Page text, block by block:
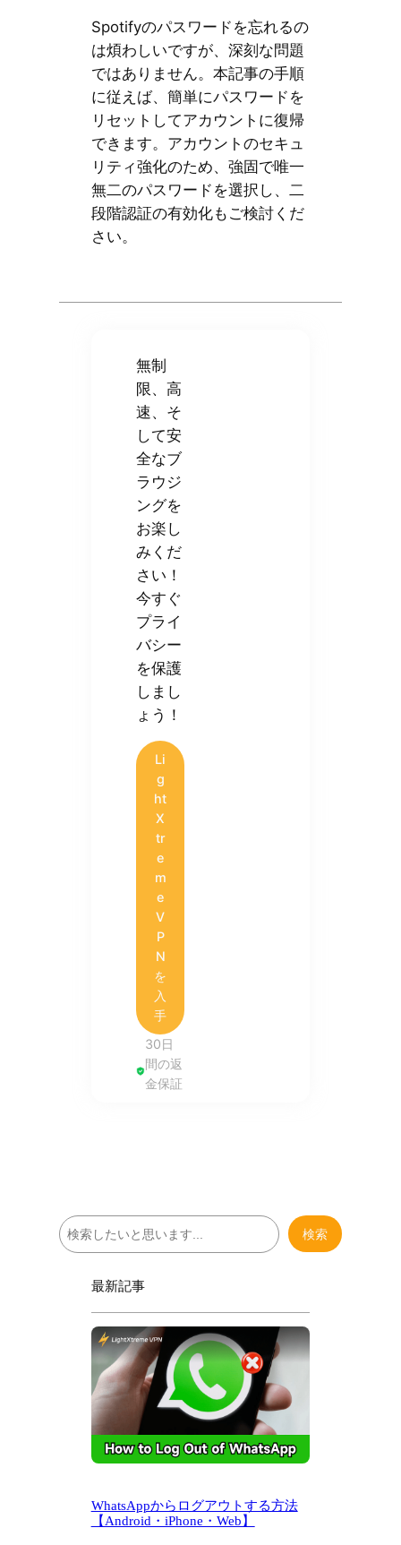
Spotifyのパスワードを忘れるの
は煩わしいですが、深刻な問題
ではありません。本記事の手順
に従えば、簡単にパスワードを
リセットしてアカウントに復帰
できます。アカウントのセキュ
リティ強化のため、強固で唯一
無二のパスワードを選択し、二
段階認証の有効化もご検討くだ
さい。
無制
限、高
速、そ
して安
全なブ
ラウジ
ングを
お楽し
みくだ
さい！
今すぐ
プライ
バシー
を保護
しまし
ょう！
Li
g
ht
X
tr
e
m
e
V
P
N
を
入
手
30日
間の返
金保証
検
索
検索
最新記事
WhatsAppからログアウトする方法
【Android・iPhone・Web】